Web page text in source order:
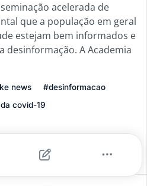
acelerada de
que a população em geral
estejam bem informados e
desinformação. A Academia
news
#desinformacao
covid-19